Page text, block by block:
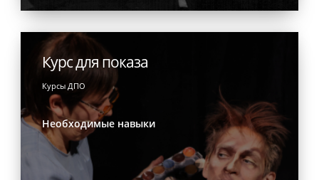
Курс для показа
Курсы ДПО
Необходимые навыки